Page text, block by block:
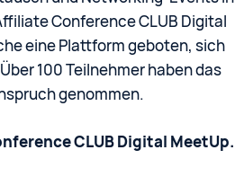
Conference CLUB Digital
eine Plattform geboten, sich
100 Teilnehmer haben das
genommen.
CLUB Digital MeetUp.